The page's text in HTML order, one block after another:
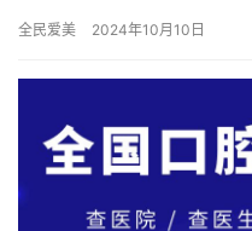
全民爱美 2024年10月10日